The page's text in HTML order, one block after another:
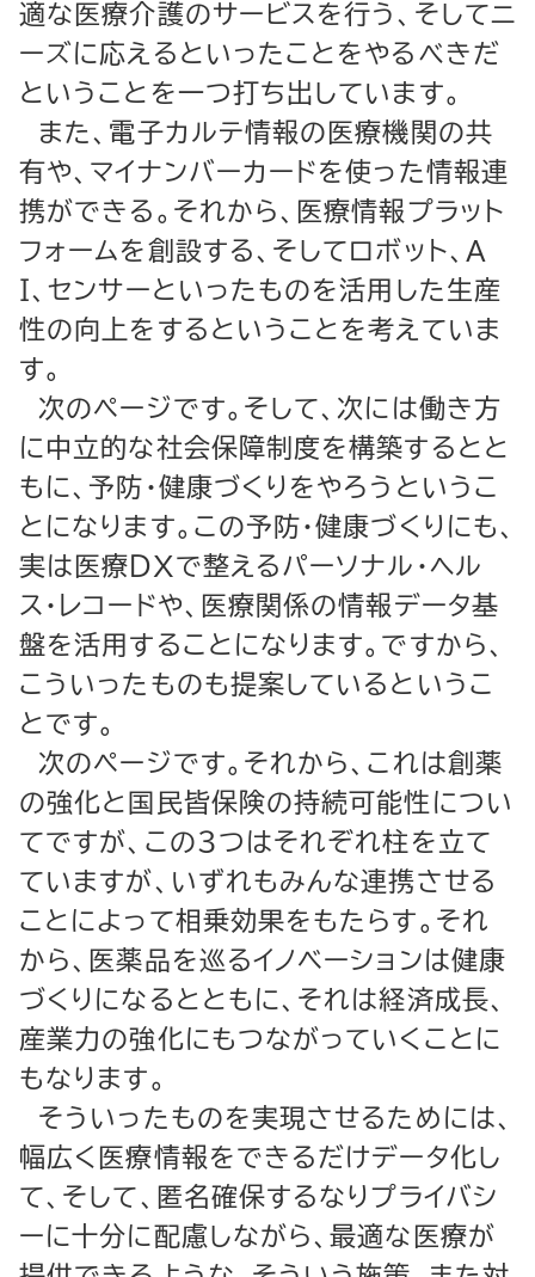
適な医療介護のサービスを行う、そしてニ
ーズに応えるといったことをやるべきだ
ということを一つ打ち出しています。
また、電子カルテ情報の医療機関の共
有や、マイナンバーカードを使った情報連
携ができる。それから、医療情報プラット
フォームを創設する、そしてロボット、Ａ
Ｉ、センサーといったものを活用した生産
性の向上をするということを考えていま
す。
次のページです。そして、次には働き方
に中立的な社会保障制度を構築するとと
もに、予防・健康づくりをやろうというこ
とになります。この予防・健康づくりにも、
実は医療ＤＸで整えるパーソナル・ヘル
ス・レコードや、医療関係の情報データ基
盤を活用することになります。ですから、
こういったものも提案しているというこ
とです。
次のページです。それから、これは創薬
の強化と国民皆保険の持続可能性につい
てですが、この３つはそれぞれ柱を立て
ていますが、いずれもみんな連携させる
ことによって相乗効果をもたらす。それ
から、医薬品を巡るイノベーションは健康
づくりになるとともに、それは経済成長、
産業力の強化にもつながっていくことに
もなります。
そういったものを実現させるためには、
幅広く医療情報をできるだけデータ化し
て、そして、匿名確保するなりプライバシ
ーに十分に配慮しながら、最適な医療が